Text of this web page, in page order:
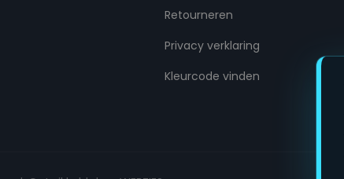
Retourneren
Privacy verklaring
Kleurcode vinden